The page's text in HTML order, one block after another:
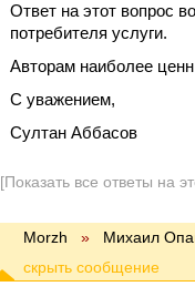
Ответ на этот вопрос
потребителя услуги.
Авторам наиболее
С уважением,
Султан Аббасов
[Показать все ответы на
Morzh » Михаил